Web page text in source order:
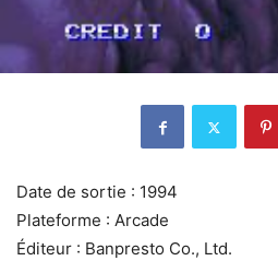
Date de sortie : 1994
Plateforme : Arcade
Éditeur : Banpresto Co., Ltd.